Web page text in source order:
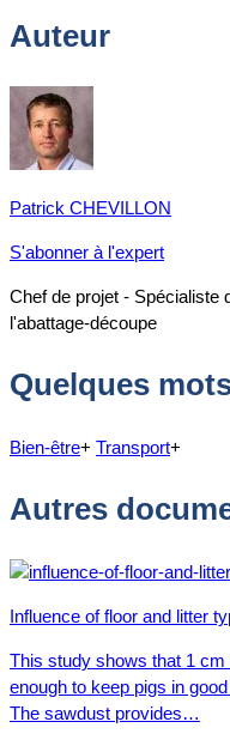
Auteur
Patrick CHEVILLON
S'abonner à l'expert
Chef de projet - Spécialiste
l'abattage-découpe
Quelques
Bien-être+ Transport+
Autres
Influence of floor and litter
This study shows that 1
enough to keep pigs in
The sawdust provides…